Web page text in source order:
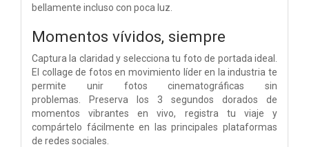
bellamente incluso con poca luz.
Momentos vívidos, siempre
Captura la claridad y selecciona tu foto de portada ideal.
El collage de fotos en movimiento líder en la industria te
permite unir fotos cinematográficas sin
problemas.
Preserva los 3 segundos dorados de
momentos vibrantes en vivo, registra tu viaje y
compártelo fácilmente en las principales plataformas
de redes sociales.